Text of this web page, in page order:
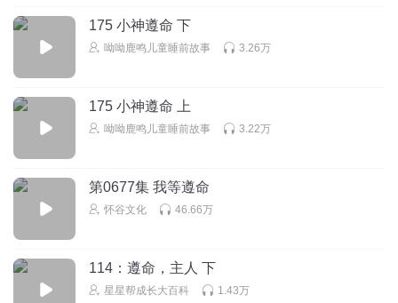
175 小神遵命 下
呦呦鹿鸣儿童睡前故事 3.26万
175 小神遵命 上
呦呦鹿鸣儿童睡前故事 3.22万
第0677集 我等遵命
怀谷文化 46.66万
114：遵命，主人 下
星星帮成长大百科 1.43万